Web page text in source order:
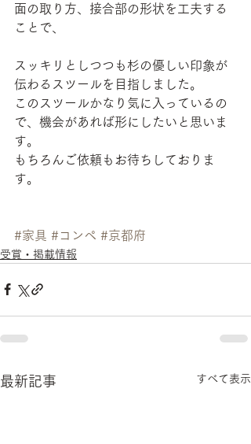
面の取り方、接合部の形状を工夫する
ことで、
スッキリとしつつも杉の優しい印象が
伝わるスツールを目指しました。
このスツールかなり気に入っているの
で、機会があれば形にしたいと思いま
す。
もちろんご依頼もお待ちしておりま
す。
#家具 #コンペ #京都府
受賞・掲載情報
最新記事 すべて表示